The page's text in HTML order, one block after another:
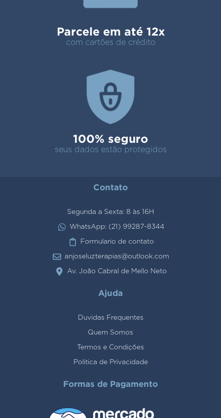
Parcele em até 12x
com cartões de crédito
100% seguro
seus dados estão protegidos
Contato
Segunda a Sexta: 8 às 16H
WhatsApp: (21) 99287-8344
Formulario de contato
anjoseluzterapias@outlook.com
Av. João Cabral de Mello Neto
Ajuda
Duvidas Frequentes
Quem Somos
Termos e Condições
Politica de Privacidade
Formas de Pagamento